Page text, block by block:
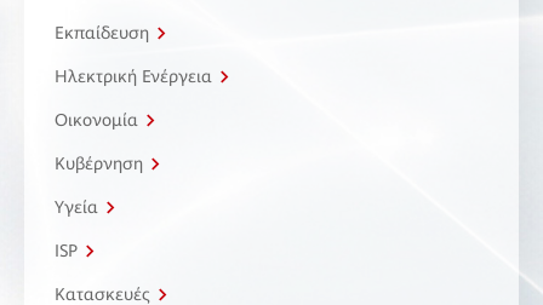
Εκπαίδευση
Ηλεκτρική Ενέργεια
Οικονομία
Κυβέρνηση
Υγεία
ISP
Κατασκευές